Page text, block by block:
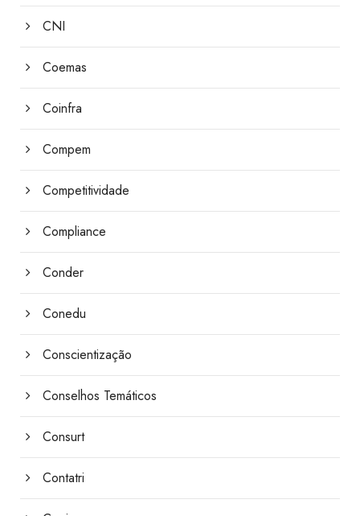
CNI
Coemas
Coinfra
Compem
Competitividade
Compliance
Conder
Conedu
Conscientização
Conselhos Temáticos
Consurt
Contatri